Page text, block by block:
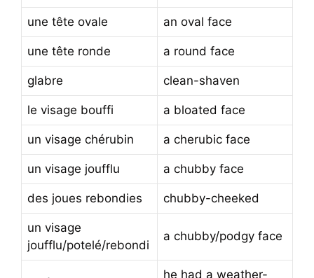
une tête ovale an oval face
une tête ronde a round face
glabre clean-shaven
le visage bouffi a bloated face
un visage chérubin a cherubic face
un visage joufflu a chubby face
des joues rebondies chubby-cheeked
un visage
joufflu/potelé/rebondi
a chubby/podgy face
he had a weather-